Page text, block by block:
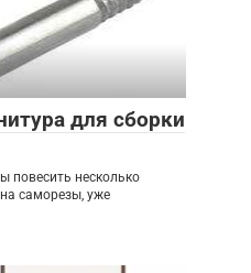
для сборки
повесить несколько
саморезы, уже